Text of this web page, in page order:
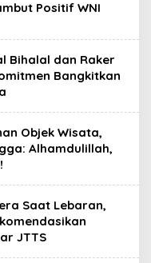
Positif WNI
Bihalal dan Raker
Bangkitkan
Objek Wisata,
Alhamdulillah,
Saat Lebaran,
JTTS